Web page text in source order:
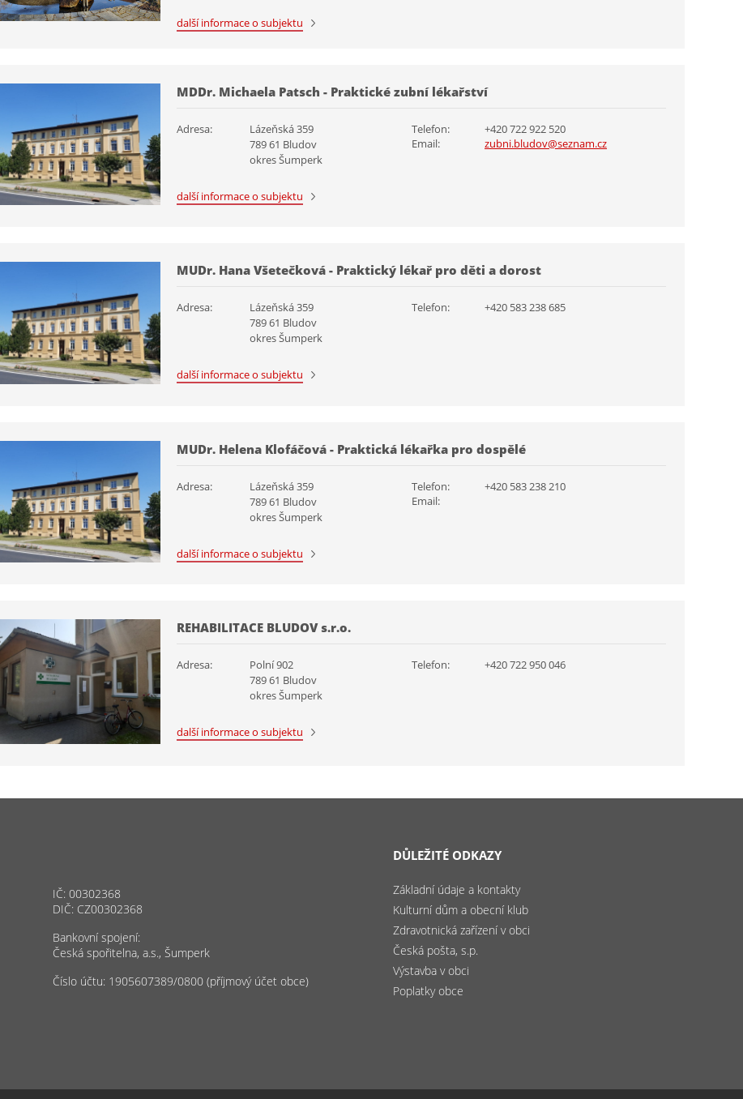
další informace o subjektu
MDDr. Michaela Patsch - Praktické zubní lékařství
Adresa:
Lázeňská 359
789 61 Bludov
okres Šumperk
Telefon:
+420 722 922 520
Email:
zubni.bludov@seznam.cz
další informace o subjektu
MUDr. Hana Všetečková - Praktický lékař pro děti a dorost
Adresa:
Lázeňská 359
789 61 Bludov
okres Šumperk
Telefon: +420 583 238 685
další informace o subjektu
MUDr. Helena Klofáčová - Praktická lékařka pro dospělé
Adresa:
Lázeňská 359
789 61 Bludov
okres Šumperk
Telefon:
+420 583 238 210
Email:
další informace o subjektu
REHABILITACE BLUDOV s.r.o.
Adresa:
Polní 902
789 61 Bludov
okres Šumperk
Telefon: +420 722 950 046
další informace o subjektu
IČ: 00302368
DIČ: CZ00302368
Bankovní spojení:
Česká spořitelna, a.s., Šumperk
Číslo účtu: 1905607389/0800 (příjmový účet obce)
DŮLEŽITÉ ODKAZY
Základní údaje a kontakty
Kulturní dům a obecní klub
Zdravotnická zařízení v obci
Česká pošta, s.p.
Výstavba v obci
Poplatky obce